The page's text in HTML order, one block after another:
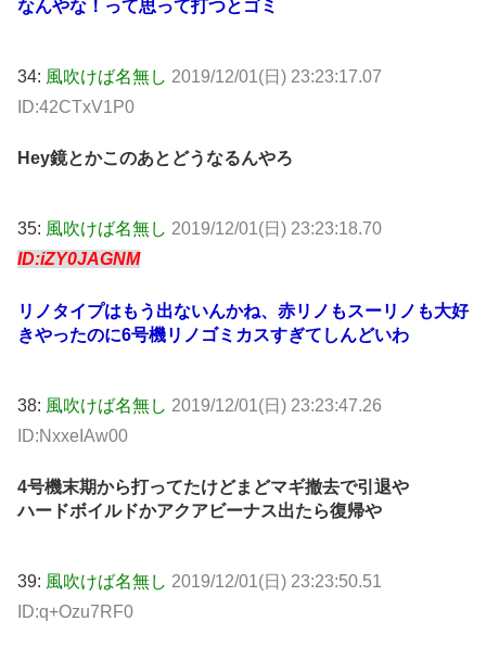
なんやな！って思って打つとゴミ
34: 風吹けば名無し 2019/12/01(日) 23:23:17.07
ID:42CTxV1P0
Hey鏡とかこのあとどうなるんやろ
35: 風吹けば名無し 2019/12/01(日) 23:23:18.70
ID:iZY0JAGNM
リノタイプはもう出ないんかね、赤リノもスーリノも大好
きやったのに6号機リノゴミカスすぎてしんどいわ
38: 風吹けば名無し 2019/12/01(日) 23:23:47.26
ID:NxxeIAw00
4号機末期から打ってたけどまどマギ撤去で引退や
ハードボイルドかアクアビーナス出たら復帰や
39: 風吹けば名無し 2019/12/01(日) 23:23:50.51
ID:q+Ozu7RF0